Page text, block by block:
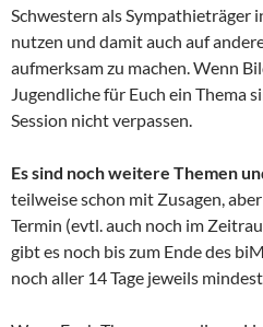
Schwestern als Sympathieträger
nutzen und damit auch auf
aufmerksam zu machen. Wenn
Jugendliche für Euch ein Thema
Session nicht verpassen.
Es sind noch weitere Themen
teilweise schon mit Zusagen,
Termin (evtl. auch noch im
gibt es noch bis zum Ende des
noch aller 14 Tage jeweils